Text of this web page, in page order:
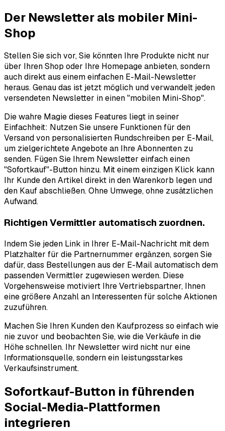
Der Newsletter als mobiler Mini-
Shop
Stellen Sie sich vor, Sie könnten Ihre Produkte nicht nur
über Ihren Shop oder Ihre Homepage anbieten, sondern
auch direkt aus einem einfachen E-Mail-Newsletter
heraus. Genau das ist jetzt möglich und verwandelt jeden
versendeten Newsletter in einen "mobilen Mini-Shop".
Die wahre Magie dieses Features liegt in seiner
Einfachheit: Nutzen Sie unsere Funktionen für den
Versand von personalisierten Rundschreiben per E-Mail,
um zielgerichtete Angebote an Ihre Abonnenten zu
senden. Fügen Sie Ihrem Newsletter einfach einen
"Sofortkauf"-Button hinzu. Mit einem einzigen Klick kann
Ihr Kunde den Artikel direkt in den Warenkorb legen und
den Kauf abschließen. Ohne Umwege, ohne zusätzlichen
Aufwand.
Richtigen Vermittler automatisch zuordnen.
Indem Sie jeden Link in Ihrer E-Mail-Nachricht mit dem
Platzhalter für die Partnernummer ergänzen, sorgen Sie
dafür, dass Bestellungen aus der E-Mail automatisch dem
passenden Vermittler zugewiesen werden. Diese
Vorgehensweise motiviert Ihre Vertriebspartner, Ihnen
eine größere Anzahl an Interessenten für solche Aktionen
zuzuführen.
Machen Sie Ihren Kunden den Kaufprozess so einfach wie
nie zuvor und beobachten Sie, wie die Verkäufe in die
Höhe schnellen. Ihr Newsletter wird nicht nur eine
Informationsquelle, sondern ein leistungsstarkes
Verkaufsinstrument.
Sofortkauf-Button in führenden
Social-Media-Plattformen
integrieren